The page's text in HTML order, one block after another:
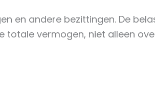
en andere bezittingen. De
vermogen, niet alleen